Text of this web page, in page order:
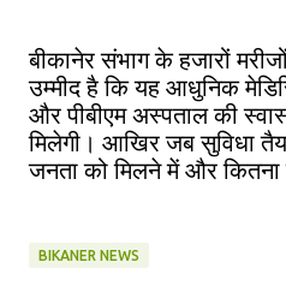
बीकानेर संभाग के हजारों
उम्मीद है कि यह आधुनिक
और पीबीएम अस्पताल की
मिलेगी। आखिर जब सुविधा
जनता को मिलने में और कितना
BIKANER NEWS